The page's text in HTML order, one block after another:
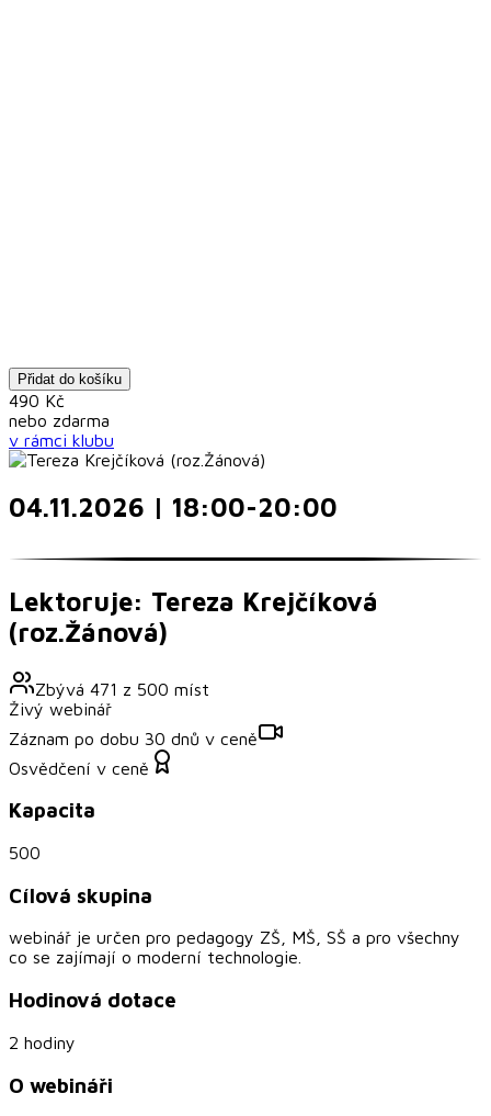
Přidat do košíku
490 Kč
nebo zdarma
v rámci klubu
04.11.2026 | 18:00-20:00
Lektoruje: Tereza Krejčíková
(roz.Žánová)
Zbývá 471 z 500 míst
Živý webinář
Záznam po dobu 30 dnů v ceně
Osvědčení v ceně
Kapacita
500
Cílová skupina
webinář je určen pro pedagogy ZŠ, MŠ, SŠ a pro všechny
co se zajímají o moderní technologie.
Hodinová dotace
2 hodiny
O webináři